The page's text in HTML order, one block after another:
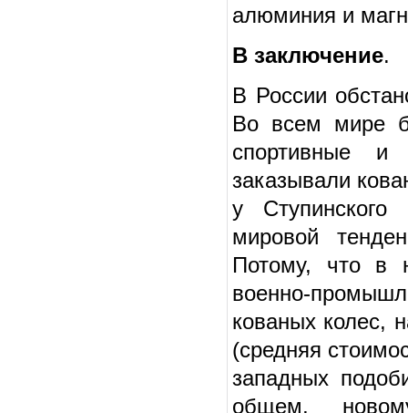
алюминия и
В заключение.
В России
Во всем мире
спортивные
заказывали
у
мировой
Потому, что в
военно-
кованых колес,
(средняя
западных
общем,